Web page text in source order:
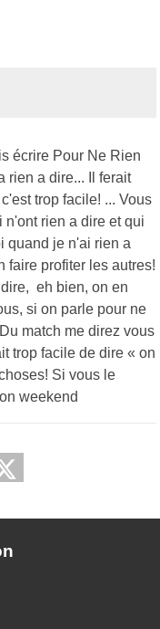
écrire Pour Ne Rien
rien a dire... Il ferait
trop facile! ... Vous
rien a dire et qui
quand je n'ai rien a
faire profiter les autres!
eh bien, on en
si on parle pour ne
match me direz vous
trop facile de dire « on
Si vous le
weekend